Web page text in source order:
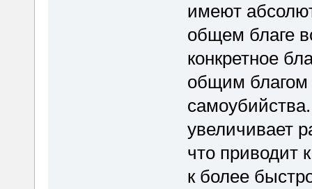
имеют
общем благе
конкретное
общим благом
увеличивает
что приводит
к более